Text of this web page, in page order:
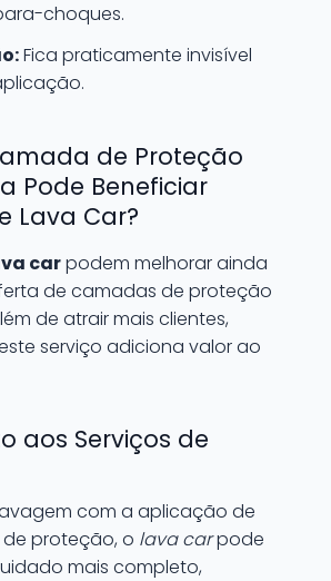
choques.
Fica praticamente invisível
de Proteção
Pode Beneficiar
Lava Car?
carpodem melhorar ainda
de camadas de proteção
de atrair mais clientes,
serviço adiciona valor ao
aos Serviços de
com a aplicação de
proteção, o lava carpode
mais completo,